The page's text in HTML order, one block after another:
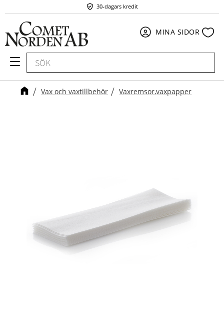
Meny
30-dagars kredit
MINA SIDOR
Vax och vaxtillbehör Vaxremsor,vaxpapper